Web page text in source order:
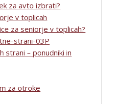
za avto izbrati?
za seniorje v toplicah?
strani – ponudniki in
za otroke